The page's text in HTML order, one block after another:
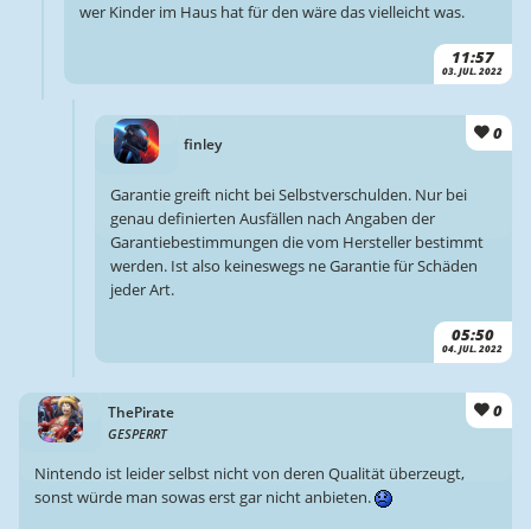
11:57
03. JUL. 2022
wer Kinder im Haus hat für den wäre das vielleicht was.
finley
0
05:50
04. JUL. 2022
Garantie greift nicht bei Selbstverschulden. Nur bei
genau definierten Ausfällen nach Angaben der
Garantiebestimmungen die vom Hersteller bestimmt
werden. Ist also keineswegs ne Garantie für Schäden
jeder Art.
ThePirate
GESPERRT
0
Nintendo ist leider selbst nicht von deren Qualität überzeugt,
sonst würde man sowas erst gar nicht anbieten.